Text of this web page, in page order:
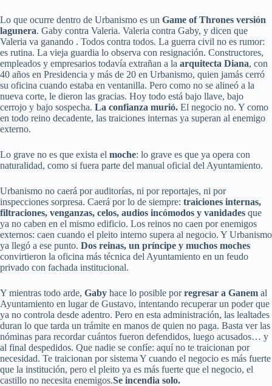
Lo que ocurre dentro de Urbanismo es un Game of Thrones versión
lagunera. Gaby contra Valeria. Valeria contra Gaby, y dicen que
Valeria va ganando . Todos contra todos. La guerra civil no es rumor:
es rutina. La vieja guardia lo observa con resignación. Constructores,
empleados y empresarios todavía extrañan a la arquitecta Diana, con
40 años en Presidencia y más de 20 en Urbanismo, quien jamás cerró
su oficina cuando estaba en ventanilla. Pero como no se alineó a la
nueva corte, le dieron las gracias. Hoy todo está bajo llave, bajo
cerrojo y bajo sospecha. La confianza murió. El negocio no. Y como
en todo reino decadente, las traiciones internas ya superan al enemigo
externo.
Lo grave no es que exista el moche: lo grave es que ya opera con
naturalidad, como si fuera parte del manual oficial del Ayuntamiento.
Urbanismo no caerá por auditorías, ni por reportajes, ni por
inspecciones sorpresa. Caerá por lo de siempre: traiciones internas,
filtraciones, venganzas, celos, audios incómodos y vanidades que
ya no caben en el mismo edificio. Los reinos no caen por enemigos
externos: caen cuando el pleito interno supera al negocio. Y Urbanismo
ya llegó a ese punto. Dos reinas, un príncipe y muchos moches
convirtieron la oficina más técnica del Ayuntamiento en un feudo
privado con fachada institucional.
Y mientras todo arde, Gaby hace lo posible porregresar a Ganem al
Ayuntamiento en lugar de Gustavo, intentando recuperar un poder que
ya no controla desde adentro. Pero en esta administración, las lealtades
duran lo que tarda un trámite en manos de quien no paga. Basta ver las
nóminas para recordar cuántos fueron defendidos, luego acusados… y
al final despedidos. Que nadie se confíe: aquí no te traicionan por
necesidad. Te traicionan por sistema Y cuando el negocio es más fuerte
que la institución, pero el pleito ya es más fuerte que el negocio, el
castillo no necesita enemigos.Se incendia solo.